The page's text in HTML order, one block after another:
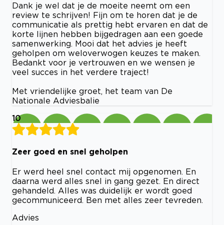
Dank je wel dat je de moeite neemt om een
review te schrijven! Fijn om te horen dat je de
communicatie als prettig hebt ervaren en dat de
korte lijnen hebben bijgedragen aan een goede
samenwerking. Mooi dat het advies je heeft
geholpen om weloverwogen keuzes te maken.
Bedankt voor je vertrouwen en we wensen je
veel succes in het verdere traject!
Met vriendelijke groet, het team van De
Nationale Adviesbalie
10
Zeer goed en snel geholpen
Er werd heel snel contact mij opgenomen. En
daarna werd alles snel in gang gezet. En direct
gehandeld. Alles was duidelijk er wordt goed
gecommuniceerd. Ben met alles zeer tevreden.
Advies